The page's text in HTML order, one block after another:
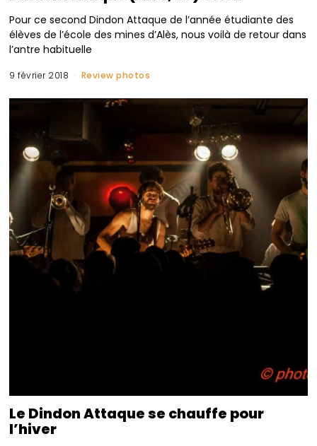
Pour ce second Dindon Attaque de l’année étudiante des
élèves de l’école des mines d’Alès, nous voilà de retour dans
l’antre habituelle
9 février 2018 Review photos
Le Dindon Attaque se chauffe pour
l’hiver